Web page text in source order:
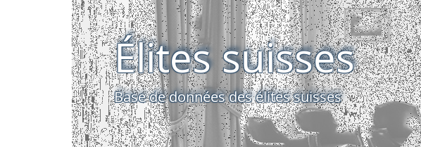
Élites suisses
Base de données des élites suisses